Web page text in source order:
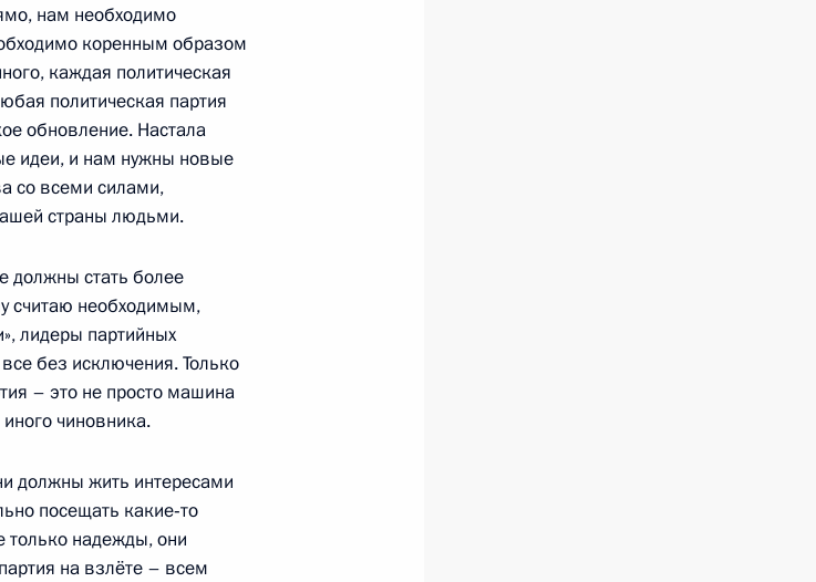
нам необходимо
коренным образом
каждая политическая
политическая партия
обновление. Настала
идеи, и нам нужны новые
со всеми силами,
страны людьми.
должны стать более
считаю необходимым,
лидеры партийных
без исключения. Только
– это не просто машина
чиновника.
должны жить интересами
посещать какие‑то
только надежды, они
на взлёте – всем